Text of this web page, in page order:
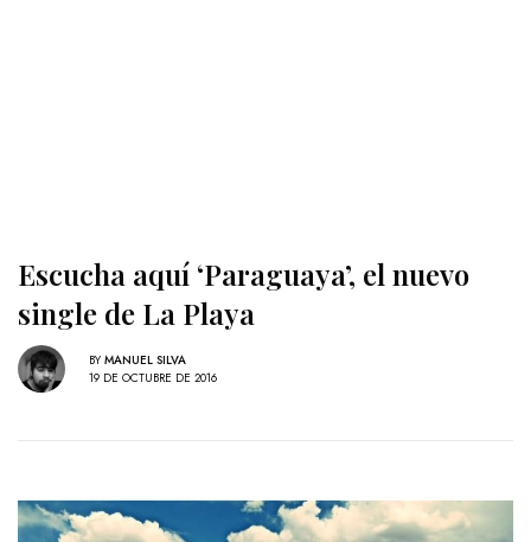
Escucha aquí ‘Paraguaya’, el nuevo
single de La Playa
BY MANUEL SILVA
19 DE OCTUBRE DE 2016